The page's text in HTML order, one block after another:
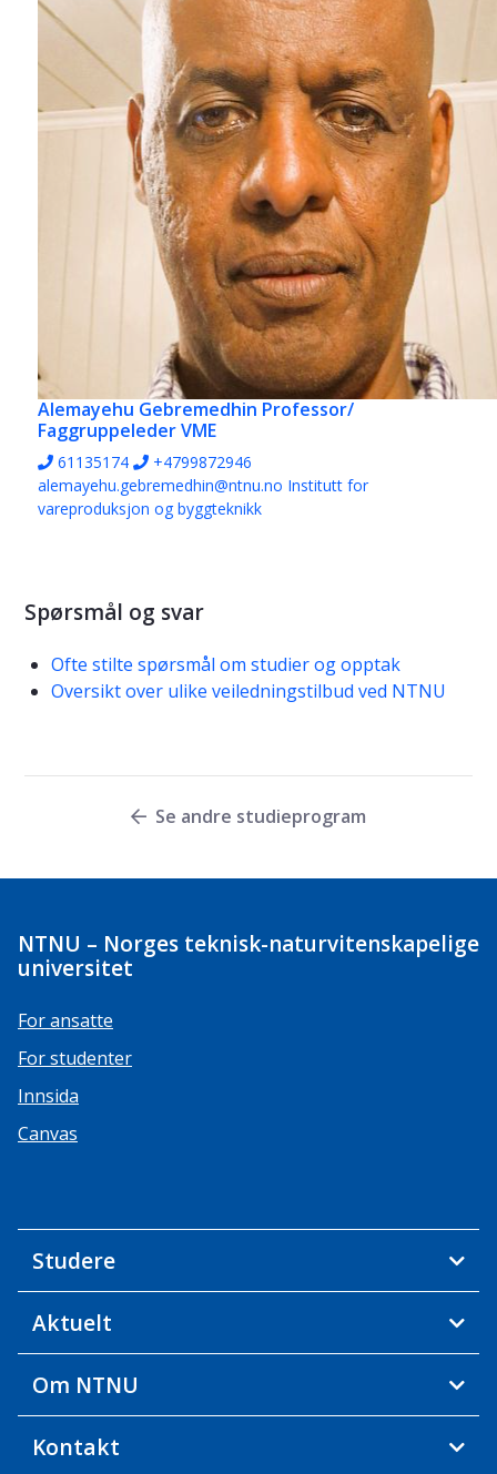
Alemayehu Gebremedhin Professor/
Faggruppeleder VME
61135174
+4799872946
alemayehu.gebremedhin@ntnu.no Institutt for
vareproduksjon og byggteknikk
Spørsmål og svar
Ofte stilte spørsmål om studier og opptak
Oversikt over ulike veiledningstilbud ved NTNU
Se andre studieprogram
NTNU – Norges teknisk-naturvitenskapelige
universitet
For ansatte
For studenter
Innsida
Canvas
Studere
Aktuelt
Om NTNU
Kontakt